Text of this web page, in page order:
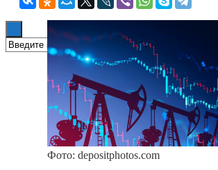
Фото: depositphotos.com